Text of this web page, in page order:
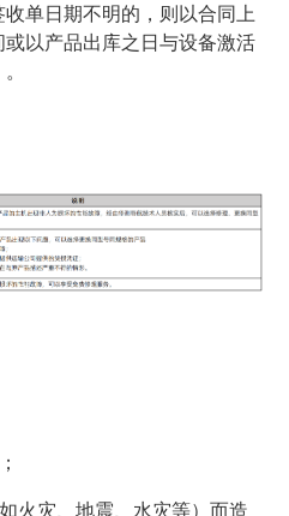
单日期不明的，则以合同上
以产品出库之日与设备激活
火灾、地震、水灾等）而造